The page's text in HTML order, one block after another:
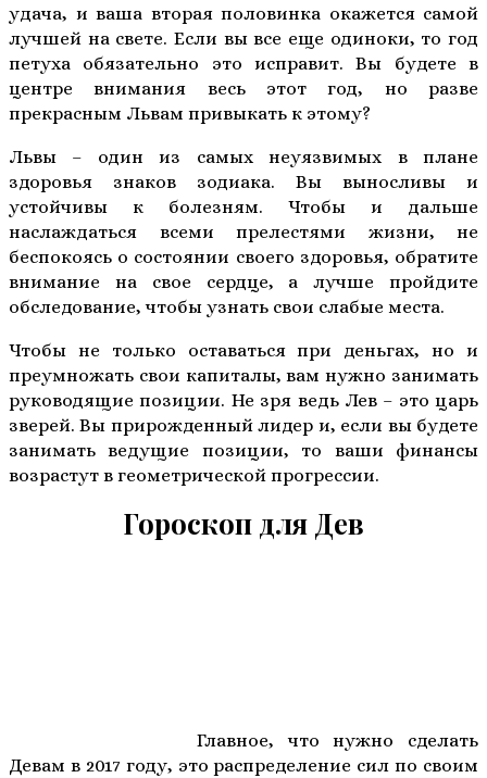
удача, и ваша вторая половинка окажется самой
лучшей на свете. Если вы все еще одиноки, то год
петуха обязательно это исправит. Вы будете в
центре внимания весь этот год, но разве
прекрасным Львам привыкать к этому?
Львы – один из самых неуязвимых в плане
здоровья знаков зодиака. Вы выносливы и
устойчивы к болезням. Чтобы и дальше
наслаждаться всеми прелестями жизни, не
беспокоясь о состоянии своего здоровья, обратите
внимание на свое сердце, а лучше пройдите
обследование, чтобы узнать свои слабые места.
Чтобы не только оставаться при деньгах, но и
преумножать свои капиталы, вам нужно занимать
руководящие позиции. Не зря ведь Лев – это царь
зверей. Вы прирожденный лидер и, если вы будете
занимать ведущие позиции, то ваши финансы
возрастут в геометрической прогрессии.
Гороскоп для Дев
Главное, что нужно сделать
Девам в 2017 году, это распределение сил по своим